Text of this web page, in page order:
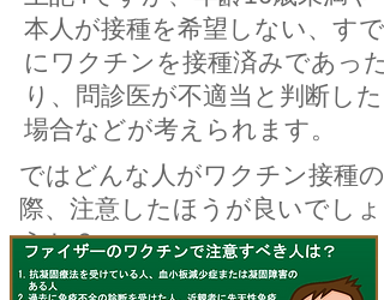
本人が接種を希望しない、すで
にワクチンを接種済みであった
り、問診医が不適当と判断した
場合などが考えられます。
​ではどんな人がワクチン接種の
際、注意したほうが良いでしょ
うか？